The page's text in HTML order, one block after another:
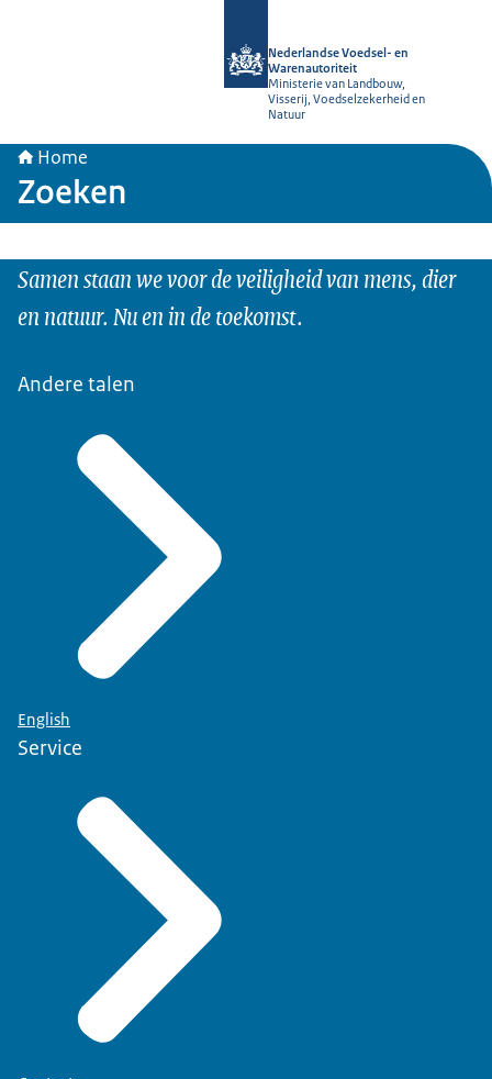
Nederlandse Voedsel- en
Warenautoriteit
Ministerie van Landbouw,
Visserij, Voedselzekerheid en
Natuur
Home
Zoeken
Samen staan we voor de veiligheid van mens, dier
en natuur. Nu en in de toekomst.
Andere talen
English
Service